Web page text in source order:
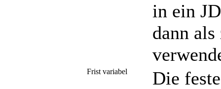
in ein
dann
Frist variabel
Die